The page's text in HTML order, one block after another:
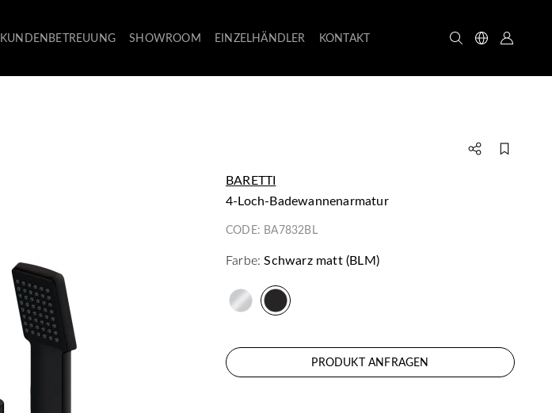
KUNDENBETREUUNG SHOWROOM EINZELHÄNDLER KONTAKT
BARETTI
4-Loch-Badewannenarmatur
CODE: BA7832BL
Farbe: Schwarz matt (BLM)
PRODUKT ANFRAGEN